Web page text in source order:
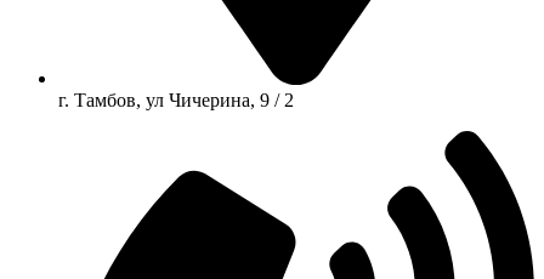
г. Тамбов, ул Чичерина, 9 / 2